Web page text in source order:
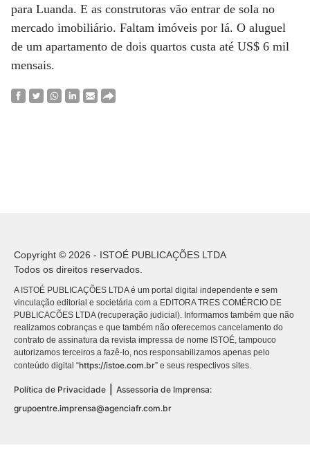
para Luanda. E as construtoras vão entrar de sola no
mercado imobiliário. Faltam imóveis por lá. O aluguel
de um apartamento de dois quartos custa até US$ 6 mil
mensais.
Copyright © 2026 - ISTOÉ PUBLICAÇÕES LTDA
Todos os direitos reservados.
A ISTOÉ PUBLICAÇÕES LTDA é um portal digital independente e sem
vinculação editorial e societária com a EDITORA TRES COMÉRCIO DE
PUBLICACÕES LTDA (recuperação judicial). Informamos também que não
realizamos cobranças e que também não oferecemos cancelamento do
contrato de assinatura da revista impressa de nome ISTOÉ, tampouco
autorizamos terceiros a fazê-lo, nos responsabilizamos apenas pelo
conteúdo digital “https://istoe.com.br” e seus respectivos sites.
Política de Privacidade
Assessoria de Imprensa:
grupoentre.imprensa@agenciafr.com.br